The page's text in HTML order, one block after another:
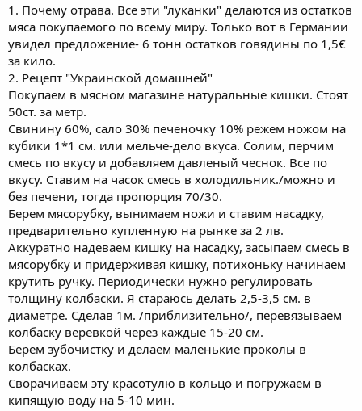
1. Почему отрава. Все эти "луканки" делаются из остатков
мяса покупаемого по всему миру. Только вот в Германии
увидел предложение- 6 тонн остатков говядины по 1,5€
за кило.
2. Рецепт "Украинской домашней"
Покупаем в мясном магазине натуральные кишки. Стоят
50ст. за метр.
Свинину 60%, сало 30% печеночку 10% режем ножом на
кубики 1*1 см. или мельче-дело вкуса. Солим, перчим
смесь по вкусу и добавляем давленый чеснок. Все по
вкусу. Ставим на часок смесь в холодильник./можно и
без печени, тогда пропорция 70/30.
Берем мясорубку, вынимаем ножи и ставим насадку,
предварительно купленную на рынке за 2 лв.
Аккуратно надеваем кишку на насадку, засыпаем смесь в
мясорубку и придерживая кишку, потихоньку начинаем
крутить ручку. Периодически нужно регулировать
толщину колбаски. Я стараюсь делать 2,5-3,5 см. в
диаметре. Сделав 1м. /приблизительно/, перевязываем
колбаску веревкой через каждые 15-20 см.
Берем зубочистку и делаем маленькие проколы в
колбасках.
Сворачиваем эту красотулю в кольцо и погружаем в
кипящую воду на 5-10 мин.